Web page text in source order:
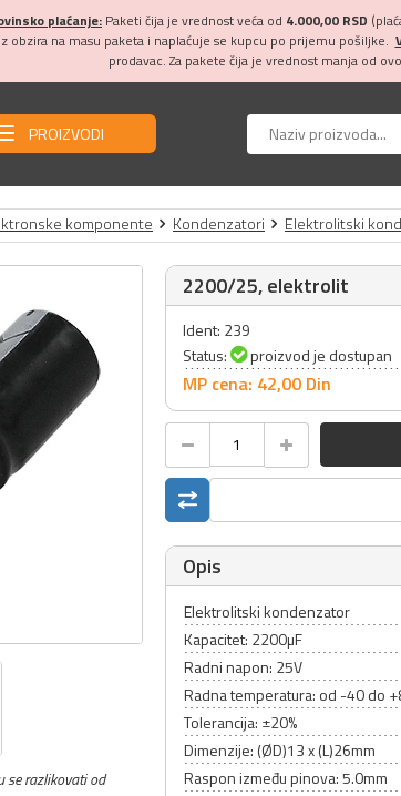
plaćanje: Paketi čija je vrednost veća od 4.000,00 RSD
obzira na masu paketa i naplaćuje se kupcu po prijemu pošiljke.
prodavac. Za pakete čija je vrednost manja od
PROIZVODI
komponente Kondenzatori Elektrolitski
se razlikovati od
2200/25, elektrolit
Ident: 239
Status:
proizvod je dostupan
MP cena: 42,00 Din
Opis
Elektrolitski kondenzator
Kapacitet: 2200µF
Radni napon: 25V
Radna temperatura: od -40 do
Tolerancija: ±20%
Dimenzije: (ØD)13 x (L)26mm
Raspon između pinova: 5.0mm